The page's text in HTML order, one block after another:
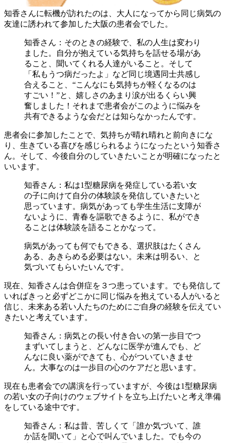
知香さんに転機が訪れたのは、大人になってから同じ病気の
友達に誘われて参加した大阪の患者会でした。
知香さん：そのときの経験で、私の人生は変わり
ました。自分が抱えている気持ちを話せる場があ
ること、聞いてくれる人達がいること。そして
「私もうつ病だったよ」など同じ境遇同士共感し
合えること、“こんなにも気持ちが軽くなるのは
すごい！”と、嬉しさのあまり涙が出るくらい興
奮しました！それまで患者会がこのように悩みを
共有できるような会だとは知らなかったんです。
患者会に参加したことで、気持ちが晴れ晴れと前向きにな
り、生きている喜びを感じられるようになったという知香さ
ん。そして、今後自分のしていきたいことが明確になったと
いいます。
知香さん：私は1型糖尿病を発症している若い女
の子に向けて自分の体験談を発信していきたいと
思っています。病気があっても学生生活に支障が
ないように、青春を謳歌できるように、私ができ
ることは体験談を語ることかなって。
病気があっても何でもできる、選択肢はたくさん
ある、あきらめる必要はない。未来は明るい、と
気づいてもらいたいんです。
現在、知香さんは合併症を３つ患っています。でも発信して
いればきっと必ずどこかに同じ悩みを抱えている人がいると
信じ、未来ある若い人たちのためにご自身の経験を伝えてい
きたいと考えています。
知香さん：病気との長い付き合いの第一歩目でつ
まずいてしまうと、どんなに医学が進んでも、ど
んなに良い薬ができても、心がついていきませ
ん。大事なのは一歩目の心のケアだと思います。
現在も患者会での講演を行っていますが、今後は1型糖尿病
の若い女の子向けのウェブサイトを立ち上げたいと考え準備
をしている途中です。
知香さん：私は昔、苦しくて「誰か気づいて、誰
か話を聞いて」と心で叫んでいました。でも今の